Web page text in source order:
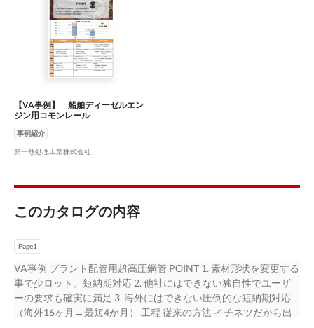
【VA事例】 船舶ディーゼルエン
ジン用コモンレール
事例紹介
第一熱処理工業株式会社
このカタログの内容
Page1
VA事例 プラント配管用超高圧鋼管 POINT 1. 素材形状を変更する
事で少ロット、短納期対応 2. 他社にはできない独自性でユーザ
ーの要求も確実に満足 3. 海外にはできない圧倒的な短納期対応
（海外16ヶ月→最短4か月） 工程 従来の方法 イチネツだから出